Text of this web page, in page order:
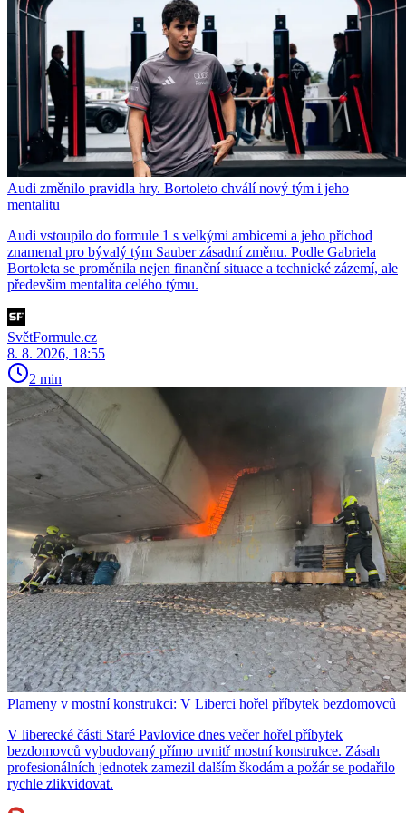
Audi změnilo pravidla hry. Bortoleto chválí nový tým i jeho
mentalitu
Audi vstoupilo do formule 1 s velkými ambicemi a jeho příchod
znamenal pro bývalý tým Sauber zásadní změnu. Podle Gabriela
Bortoleta se proměnila nejen finanční situace a technické zázemí, ale
především mentalita celého týmu.
SvětFormule.cz
8. 8. 2026, 18:55
2 min
Plameny v mostní konstrukci: V Liberci hořel příbytek bezdomovců
V liberecké části Staré Pavlovice dnes večer hořel příbytek
bezdomovců vybudovaný přímo uvnitř mostní konstrukce. Zásah
profesionálních jednotek zamezil dalším škodám a požár se podařilo
rychle zlikvidovat.